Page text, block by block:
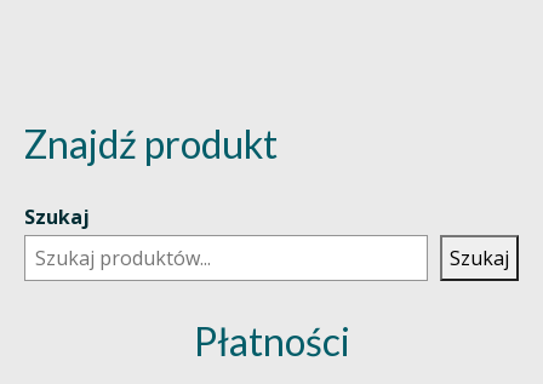
Znajdź produkt
Szukaj
Szukaj
Płatności